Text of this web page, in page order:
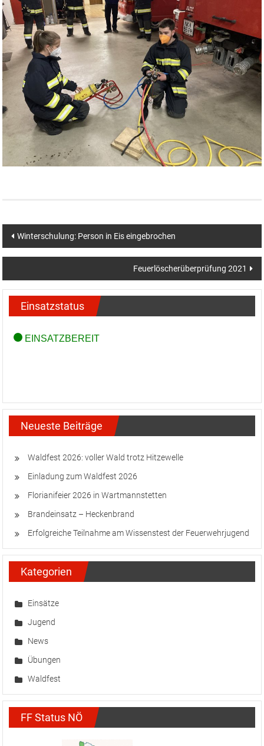
Beitragsnavigation
Winterschulung: Person in Eis eingebrochen
Feuerlöscherüberprüfung 2021
Einsatzstatus
Neueste Beiträge
Waldfest 2026: voller Wald trotz Hitzewelle
Einladung zum Waldfest 2026
Florianifeier 2026 in Wartmannstetten
Brandeinsatz – Heckenbrand
Erfolgreiche Teilnahme am Wissenstest der Feuerwehrjugend
Kategorien
Einsätze
Jugend
News
Übungen
Waldfest
FF Status NÖ